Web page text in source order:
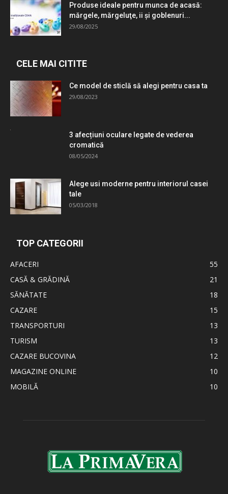
Produse ideale pentru munca de acasă:
mărgele, mărgeluţe, ii şi goblenuri...
29/08/2025
CELE MAI CITITE
Ce model de sticlă să alegi pentru casa ta
29/08/2023
3 afecțiuni oculare legate de vederea
cromatică
08/05/2024
Alege usi moderne pentru interiorul casei
tale
05/03/2018
TOP CATEGORII
AFACERI
55
CASĂ & GRĂDINĂ
21
SĂNĂTATE
18
CAZARE
15
TRANSPORTURI
13
TURISM
13
CAZARE BUCOVINA
12
MAGAZINE ONLINE
10
MOBILĂ
10